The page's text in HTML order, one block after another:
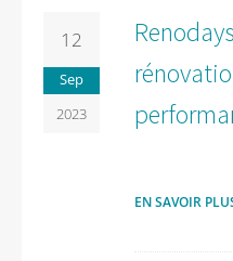
12
Sep
2023
EN SAVOIR